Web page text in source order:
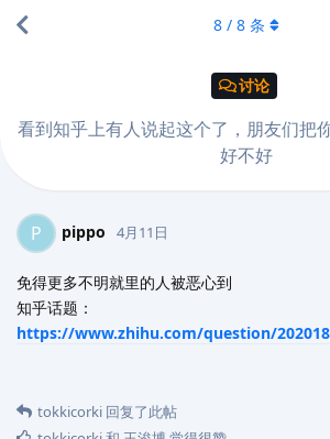
讨论
看到知乎上有人说起这个了，朋友们把
好不好
8 / 8 条
P pippo 4月11日
免得更多不明就里的人被恶心到
知乎话题：
https://www.zhihu.com/question/
tokkicorki 回复了此帖